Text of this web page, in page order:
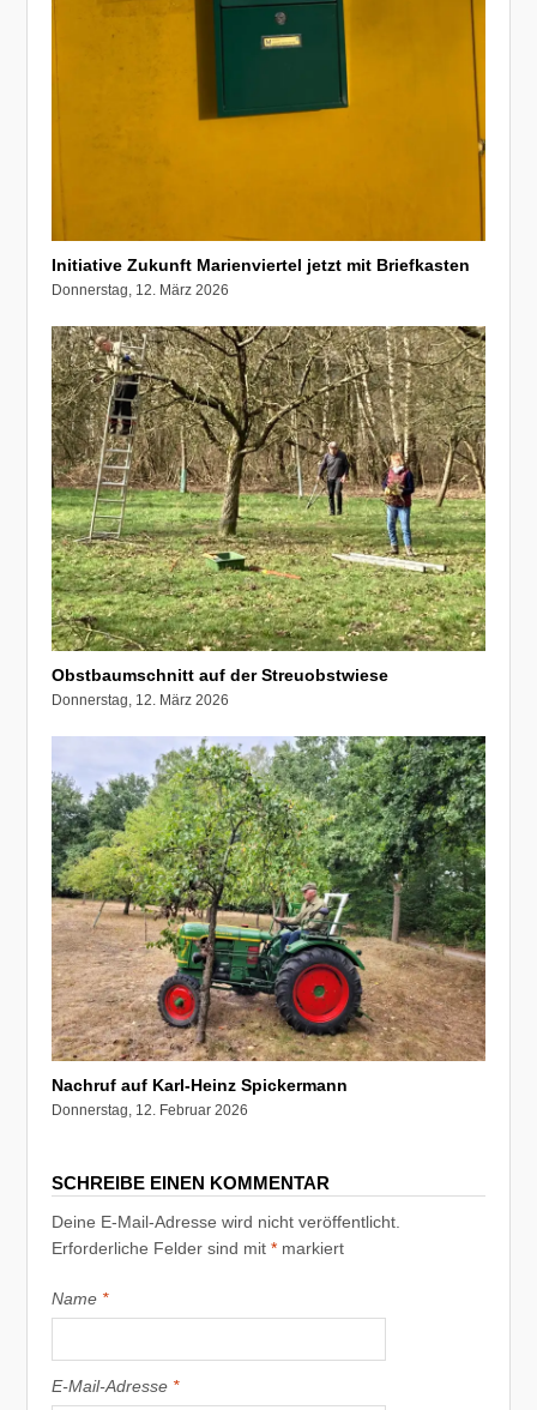
Initiative Zukunft Marienviertel jetzt mit Briefkasten
Donnerstag, 12. März 2026
Obstbaumschnitt auf der Streuobstwiese
Donnerstag, 12. März 2026
Nachruf auf Karl-Heinz Spickermann
Donnerstag, 12. Februar 2026
SCHREIBE EINEN KOMMENTAR
Deine E-Mail-Adresse wird nicht veröffentlicht.
Erforderliche Felder sind mit* markiert
Name *
E-Mail-Adresse *